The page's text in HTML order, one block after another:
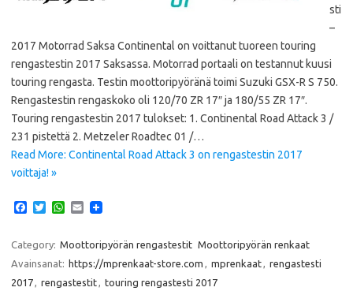
sti
–
2017 Motorrad Saksa Continental on voittanut tuoreen touring
rengastestin 2017 Saksassa. Motorrad portaali on testannut kuusi
touring rengasta. Testin moottoripyöränä toimi Suzuki GSX-R S 750.
Rengastestin rengaskoko oli 120/70 ZR 17″ ja 180/55 ZR 17″.
Touring rengastestin 2017 tulokset: 1. Continental Road Attack 3 /
231 pistettä 2. Metzeler Roadtec 01 /…
Read More: Continental Road Attack 3 on rengastestin 2017
voittaja! »
e
b
o
o
T
t
e
r
W
t
s
A
p
E
i
Category: Moottoripyörän rengastestit Moottoripyörän renkaat
Avainsanat: https://mprenkaat-store.com , mprenkaat, rengastesti
2017, rengastestit, touring rengastesti 2017